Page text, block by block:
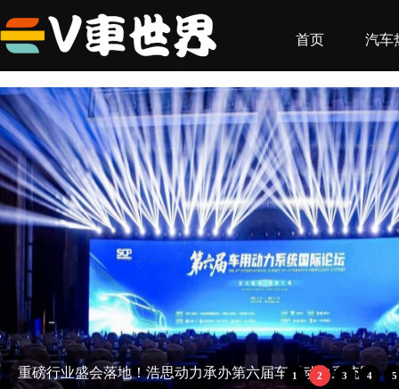
首页 汽车
布雷博轻量化卡钳助阵极氪8X, 开启新能源制动多维进化